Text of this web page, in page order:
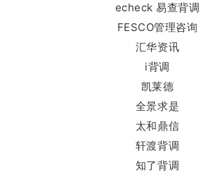
echeck 易查背调
FESCO管理咨询
汇华资讯
i背调
凯莱德
全景求是
太和鼎信
轩渡背调
知了背调